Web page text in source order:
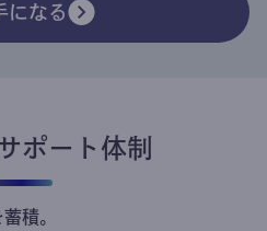
になる
ポート体制
積。